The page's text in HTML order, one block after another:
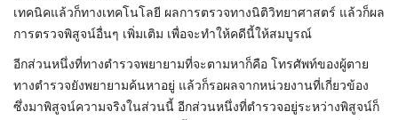
เทคนิคแล้วก็ทางเทคโนโลยี ผลการตรวจทางนิติวิทยาศาสตร์ แล้วก็ผล
การตรวจพิสูจน์อื่นๆ เพิ่มเติม เพื่อจะทำให้คดีนี้ให้สมบูรณ์
อีกส่วนหนึ่งที่ทางตำรวจพยายามที่จะตามหาก็คือ โทรศัพท์ของผู้ตาย
ทางตำรวจยังพยายามค้นหาอยู่ แล้วก็รอผลจากหน่วยงานที่เกี่ยวข้อง
ซึ่งมาพิสูจน์ความจริงในส่วนนี้ อีกส่วนหนึ่งที่ตำรวจอยู่ระหว่างพิสูจน์ก็